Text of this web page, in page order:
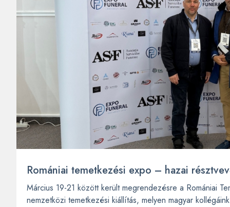
Romániai temetkezési expo – hazai
Március 19-21 között került megrendezésre a Romániai
nemzetközi temetkezési kiállítás, melyen magyar